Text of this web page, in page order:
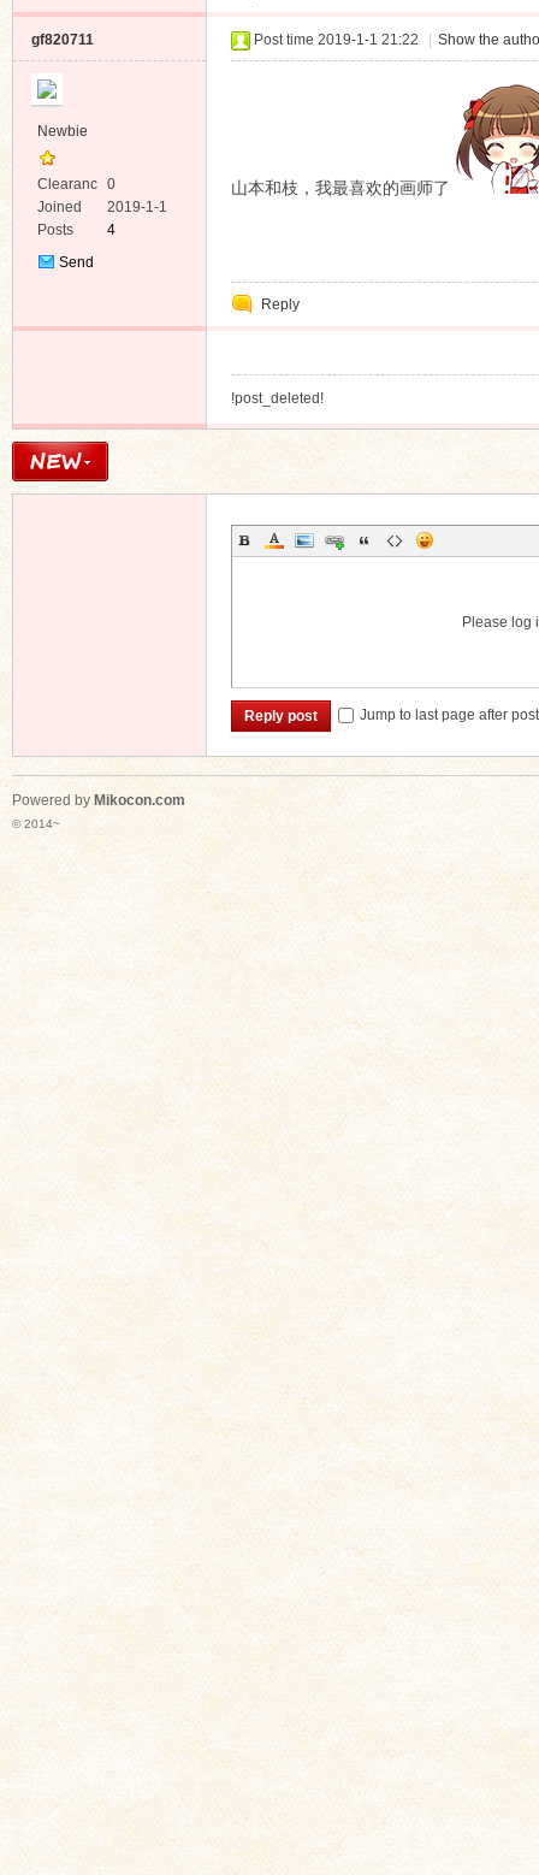
gf820711
Newbie
Clearanc
e
0
Joined
2019-1-1
Posts
4
Send
Post time 2019-1-1 21:22 Show the
山本和枝，我最喜欢的画师了
Reply
!post_deleted!
Please log
Reply post Jump to last page after
Powered by Mikocon.com
© 2014~